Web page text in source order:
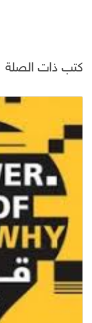
كتب ذات الصلة